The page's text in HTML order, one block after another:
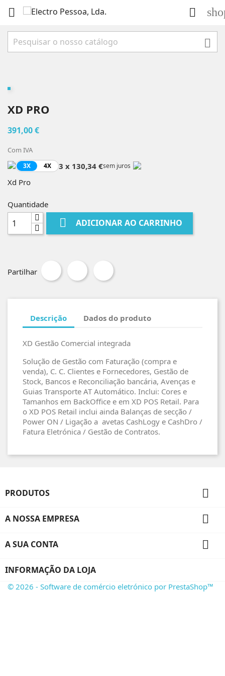
 

XD PRO
391,00 €
Com IVA
3X 4X 3 x 130,34 €sem juros
Xd Pro
Quantidade
 ADICIONAR AO CARRINHO
Partilhar
Descrição Dados do produto
XD Gestão Comercial integrada
Solução de Gestão com Faturação (compra e
venda), C. C. Clientes e Fornecedores, Gestão de
Stock, Bancos e Reconciliação bancária, Avenças e
Guias Transporte AT Automático. Inclui: Cores e
Tamanhos em BackOffice e em XD POS Retail. Para
o XD POS Retail inclui ainda Balanças de secção /
Power ON / Ligação a avetas CashLogy e CashDro /
Fatura Eletrónica / Gestão de Contratos.
PRODUTOS 
A NOSSA EMPRESA 
A SUA CONTA 
INFORMAÇÃO DA LOJA
© 2026 - Software de comércio eletrónico por PrestaShop™